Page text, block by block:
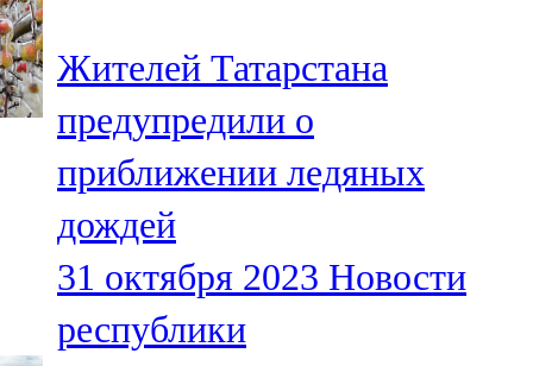
Түбән Кама
102,6 FM
Чирмешән
107,7 FM
Чистай
103,0 FM
Жителей Татарстана
предупредили о
приближении ледяных
дождей
31 октября 2023 Новости
республики